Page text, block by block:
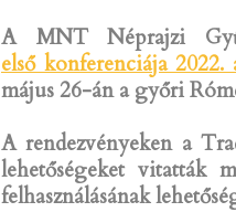
A MNT Néprajzi
első konferenciája
május 26-án a győri
A rendezvényeken a
lehetőségeket vitatták
felhasználásának